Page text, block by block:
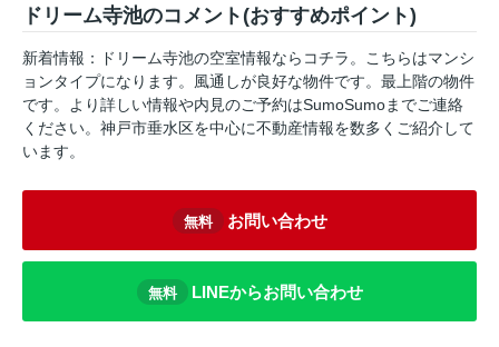
ドリーム寺池のコメント(おすすめポイント)
新着情報：ドリーム寺池の空室情報ならコチラ。こちらはマンシ
ョンタイプになります。風通しが良好な物件です。最上階の物件
です。より詳しい情報や内見のご予約はSumoSumoまでご連絡
ください。神戸市垂水区を中心に不動産情報を数多くご紹介して
います。
無料 お問い合わせ
無料 LINEからお問い合わせ